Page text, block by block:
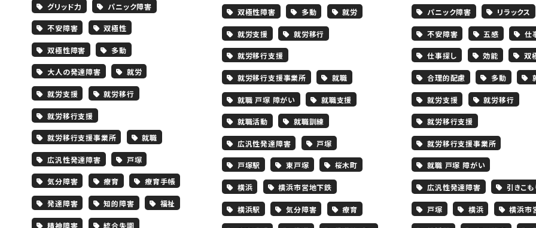
グリッド力 パニック障害
不安障害 双極性
双極性障害 多動
大人の発達障害 就労
就労支援 就労移行
就労移行支援
就労移行支援事業所 就職
広汎性発達障害 戸塚
気分障害 療育 療育手帳
発達障害 知的障害 福祉
精神障害 統合失調
双極性障害 多動 就労
就労支援 就労移行
就労移行支援
就労移行支援事業所 就職
就職 戸塚 障がい 就職支援
就職活動 就職訓練
広汎性発達障害 戸塚
戸塚駅 東戸塚 桜木町
横浜 横浜市営地下鉄
横浜駅 気分障害 療育
パニック障害 リラックス
不安障害 五感 仕
仕事探し 効能 双
合理的配慮 多動
就労支援 就労移行
就労移行支援
就労移行支援事業所
就職 戸塚 障がい
広汎性発達障害 引きこも
戸塚 横浜 横浜市